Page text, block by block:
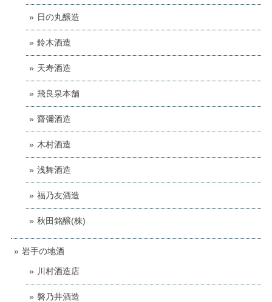
日の丸醸造
鈴木酒造
天寿酒造
飛良泉本舗
齋彌酒造
木村酒造
浅舞酒造
福乃友酒造
秋田銘醸(株)
岩手の地酒
川村酒造店
磐乃井酒造